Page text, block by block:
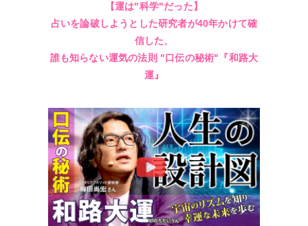
【運は"科学"だった】
占いを論破しようとした研究者が40年かけて確
信した、
誰も知らない運気の法則 "口伝の秘術"『和路大
運』